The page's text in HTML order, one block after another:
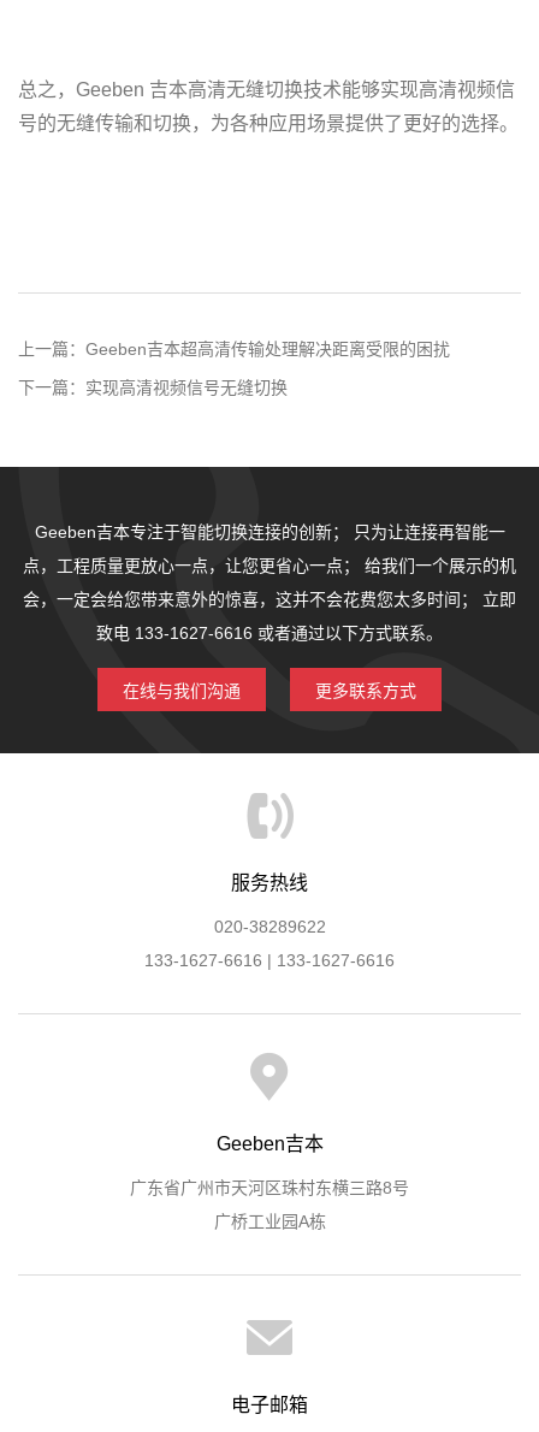
总之，Geeben 吉本高清无缝切换技术能够实现高清视频信
号的无缝传输和切换，为各种应用场景提供了更好的选择。
上一篇： Geeben吉本超高清传输处理解决距离受限的困扰
下一篇： 实现高清视频信号无缝切换
Geeben吉本专注于智能切换连接的创新；
只为让连接再智能一
点，工程质量更放心一点，让您更省心一点；
给我们一个展示的机
会，一定会给您带来意外的惊喜，这并不会花费您太多时间；
立即
致电 133-1627-6616 或者通过以下方式联系。
在线与我们沟通 更多联系方式
服务热线
020-38289622
133-1627-6616 | 133-1627-6616
Geeben吉本
广东省广州市天河区珠村东横三路8号
广桥工业园A栋
电子邮箱